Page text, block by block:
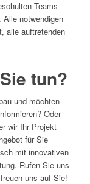
Teams
notwendigen
alle auftretenden
tun?
und möchten
Oder
wir Ihr Projekt
für Sie
mit innovativen
Rufen Sie uns
uns auf Sie!